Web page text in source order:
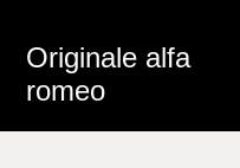
Originale alfa
romeo